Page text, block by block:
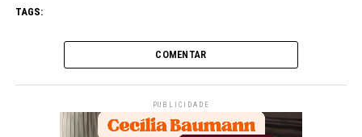
TAGS:
COMENTAR
PUBLICIDADE